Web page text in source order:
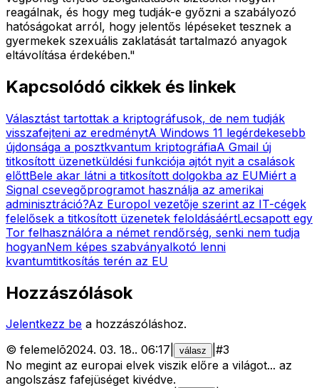
reagálnak, és hogy meg tudják-e győzni a szabályozó
hatóságokat arról, hogy jelentős lépéseket tesznek a
gyermekek szexuális zaklatását tartalmazó anyagok
eltávolítása érdekében."
Kapcsolódó cikkek és linkek
Választást tartottak a kriptográfusok, de nem tudják
visszafejteni az eredménytA Windows 11 legérdekesebb
újdonsága a posztkvantum kriptográfiaA Gmail új
titkosított üzenetküldési funkciója ajtót nyit a csalások
előttBele akar látni a titkosított dolgokba az EUMiért a
Signal csevegőprogramot használja az amerikai
adminisztráció?Az Europol vezetője szerint az IT-cégek
felelősek a titkosított üzenetek feloldásáértLecsapott egy
Tor felhasználóra a német rendőrség, senki nem tudja
hogyanNem képes szabványalkotó lenni
kvantumtitkosítás terén az EU
Hozzászólások
Jelentkezz be a hozzászóláshoz.
© felemelõ2024. 03. 18.. 06:17 válasz #3
No megint az europai elvek viszik előre a világot... az
angolszász fafejüséget kivédve.